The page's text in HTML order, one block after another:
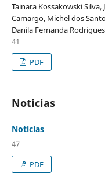
Tainara Kossakowski
Camargo, Michel dos
Danila Fernanda
41
PDF
Noticias
Noticias
47
PDF